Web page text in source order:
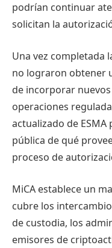
podrían continuar
solicitan la
Una vez completada
no lograron obtener
de incorporar
operaciones
actualizado de
pública de qué
proceso de
MiCA establece un
cubre los
de custodia, los
emisores de